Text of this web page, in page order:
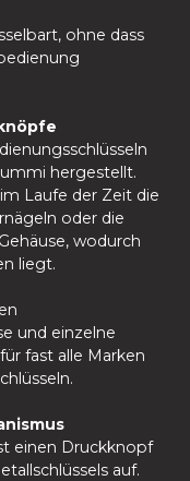
ohne dass
hergestellt.
Laufe der Zeit die
oder die
wodurch
liegt.
und einzelne
fast alle Marken
einen Druckknopf
auf.